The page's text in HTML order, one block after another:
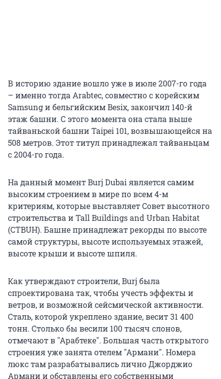
В историю здание вошло уже в июле 2007-го года
– именно тогда Arabtec, совместно с корейским
Samsung и бельгийским Besix, закончил 140-й
этаж башни. С этого момента она стала выше
тайваньской башни Taipei 101, возвышающейся на
508 метров. Этот титул принадлежал тайваньцам
с 2004-го года.
На данный момент Burj Dubai является самим
высоким строением в мире по всем 4-м
критериям, которые выставляет Совет высотного
строительства и Tall Buildings and Urban Habitat
(CTBUH). Башне принадлежат рекорды по высоте
самой структуры, высоте используемых этажей,
высоте крыши и высоте шпиля.
Как утверждают строители, Burj была
спроектирована так, чтобы учесть эффекты и
ветров, и возможной сейсмической активности.
Сталь, которой укреплено здание, весит 31 400
тонн. Столько бы весили 100 тысяч слонов,
отмечают в "Арабтеке". Большая часть открытого
строения уже занята отелем "Армани". Номера
люкс там разрабатывались лично Джорджио
Армани и обставлены его собственными